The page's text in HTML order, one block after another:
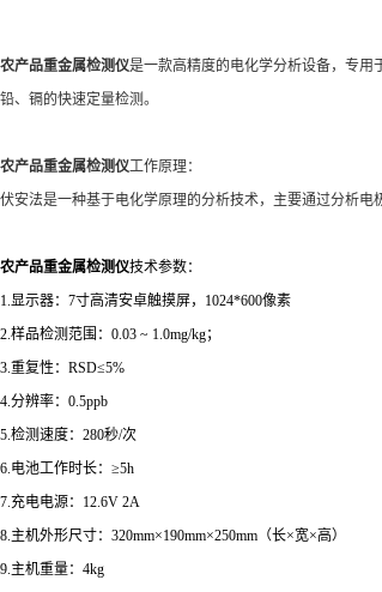
农产品重金属检测仪是一款高精度的电化学分析设备，专用
铅、镉的快速定量检测。
农产品重金属检测仪工作原理：
伏安法是一种基于电化学原理的分析技术，主要通过分析
农产品重金属检测仪技术参数：
1.显示器：7寸高清安卓触摸屏，1024*600像素
2.样品检测范围：0.03 ~ 1.0mg/kg；
3.重复性：RSD≤5%
4.分辨率：0.5ppb
5.检测速度：280秒/次
6.电池工作时长：≥5h
7.充电电源：12.6V 2A
8.主机外形尺寸：320mm×190mm×250mm（长×宽×高）
9.主机重量：4kg